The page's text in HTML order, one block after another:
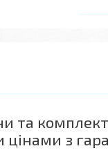
та
цінами з